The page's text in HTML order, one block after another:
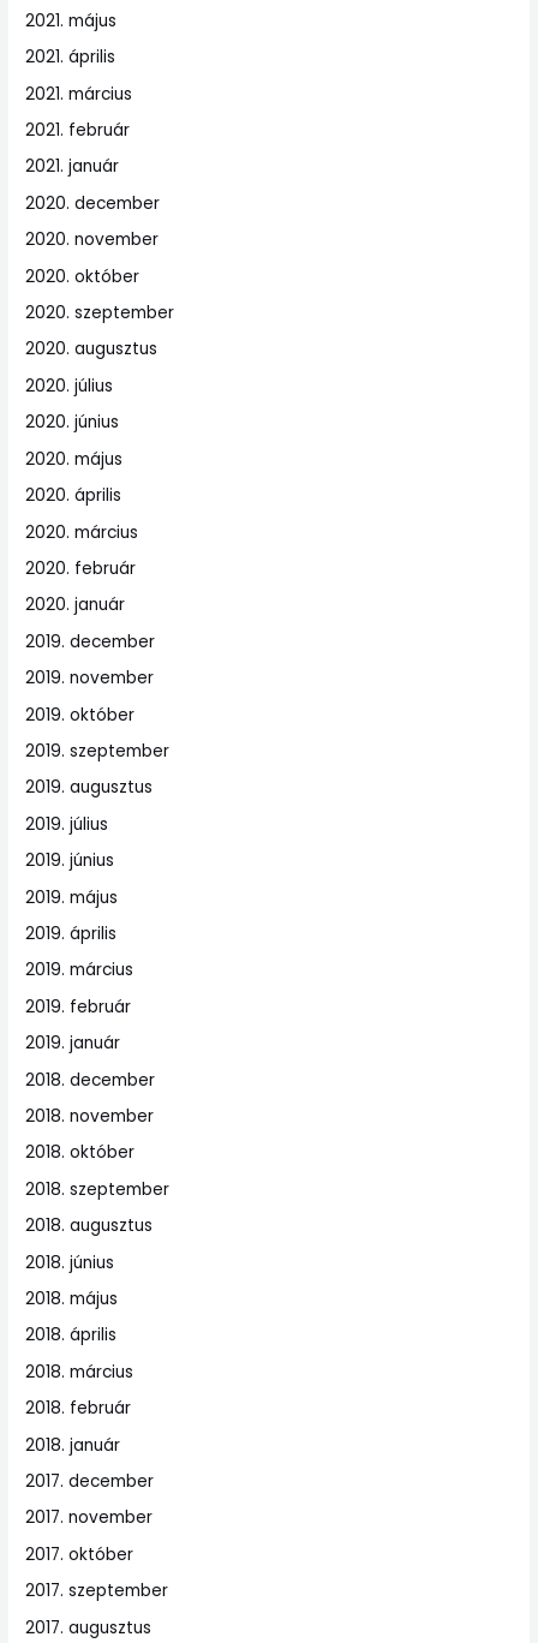
2021. május
2021. április
2021. március
2021. február
2021. január
2020. december
2020. november
2020. október
2020. szeptember
2020. augusztus
2020. július
2020. június
2020. május
2020. április
2020. március
2020. február
2020. január
2019. december
2019. november
2019. október
2019. szeptember
2019. augusztus
2019. július
2019. június
2019. május
2019. április
2019. március
2019. február
2019. január
2018. december
2018. november
2018. október
2018. szeptember
2018. augusztus
2018. június
2018. május
2018. április
2018. március
2018. február
2018. január
2017. december
2017. november
2017. október
2017. szeptember
2017. augusztus